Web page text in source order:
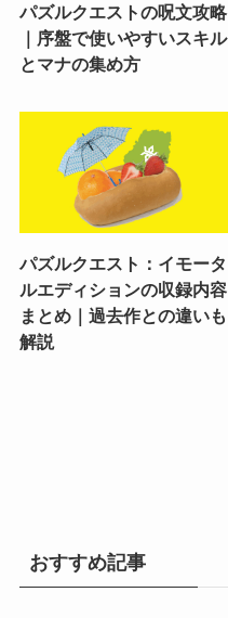
パズルクエストの呪文攻略
｜序盤で使いやすいスキル
とマナの集め方
パズルクエスト：イモータ
ルエディションの収録内容
まとめ｜過去作との違いも
解説
おすすめ記事